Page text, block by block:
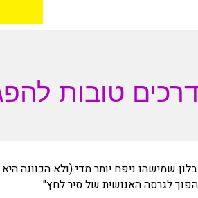
טובות
שמישהו ניפח יותר מדי (ולא הכוונה
לגרסה האנושית של סיר לחץ".